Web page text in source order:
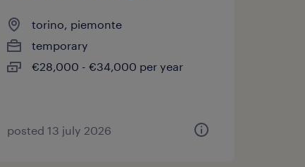
torino, piemonte
temporary
€28,000 - €34,000 per year
posted 13 july 2026